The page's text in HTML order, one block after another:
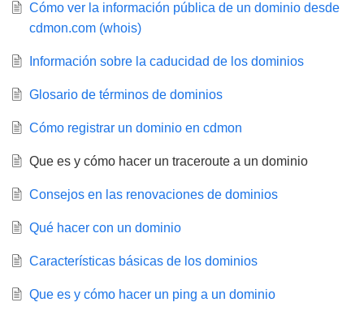
Cómo ver la información pública de un dominio desde
cdmon.com (whois)
Información sobre la caducidad de los dominios
Glosario de términos de dominios
Cómo registrar un dominio en cdmon
Que es y cómo hacer un traceroute a un dominio
Consejos en las renovaciones de dominios
Qué hacer con un dominio
Características básicas de los dominios
Que es y cómo hacer un ping a un dominio